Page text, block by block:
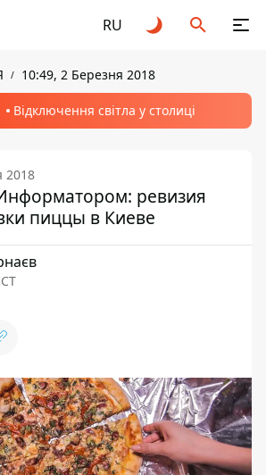
RU
10:49, 2 Березня 2018
Відключення світла у столиці
2018
ревизия
пиццы в Киеве